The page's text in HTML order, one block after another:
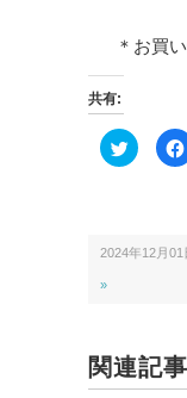
＊お買
共有:
ク
リ
w
i
有
(新
し
2024年12月
»
関連記事